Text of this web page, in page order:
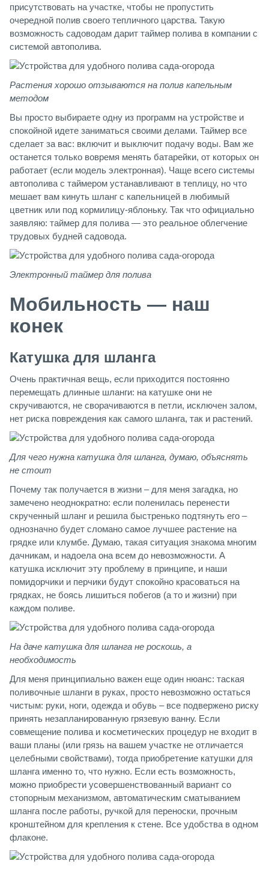
присутствовать на участке, чтобы не пропустить
очередной полив своего тепличного царства. Такую
возможность садоводам дарит таймер полива в компании с
системой автополива.
Растения хорошо отзываются на полив капельным
методом
Вы просто выбираете одну из программ на устройстве и
спокойной идете заниматься своими делами. Таймер все
сделает за вас: включит и выключит подачу воды. Вам же
останется только вовремя менять батарейки, от которых он
работает (если модель электронная). Чаще всего системы
автополива с таймером устанавливают в теплицу, но что
мешает вам кинуть шланг с капельницей в любимый
цветник или под кормилицу-яблоньку. Так что официально
заявляю: таймер для полива — это реальное облегчение
трудовых будней садовода.
Электронный таймер для полива
Мобильность — наш
конек
Катушка для шланга
Очень практичная вещь, если приходится постоянно
перемещать длинные шланги: на катушке они не
скручиваются, не сворачиваются в петли, исключен залом,
нет риска повреждения как самого шланга, так и растений.
Для чего нужна катушка для шланга, думаю, объяснять
не стоит
Почему так получается в жизни – для меня загадка, но
замечено неоднократно: если поленилась перенести
скрученный шланг и решила быстренько подтянуть его –
однозначно будет сломано самое лучшее растение на
грядке или клумбе. Думаю, такая ситуация знакома многим
дачникам, и надоела она всем до невозможности. А
катушка исключит эту проблему в принципе, и наши
помидорчики и перчики будут спокойно красоваться на
грядках, не боясь лишиться побегов (а то и жизни) при
каждом поливе.
На даче катушка для шланга не роскошь, а
необходимость
Для меня принципиально важен еще один нюанс: таская
поливочные шланги в руках, просто невозможно остаться
чистым: руки, ноги, одежда и обувь – все подвержено риску
принять незапланированную грязевую ванну. Если
совмещение полива и косметических процедур не входит в
ваши планы (или грязь на вашем участке не отличается
целебными свойствами), тогда приобретение катушки для
шланга именно то, что нужно. Если есть возможность,
можно приобрести усовершенствованный вариант со
стопорным механизмом, автоматическим сматыванием
шланга после работы, ручкой для переноски, прочным
кронштейном для крепления к стене. Все удобства в одном
флаконе.